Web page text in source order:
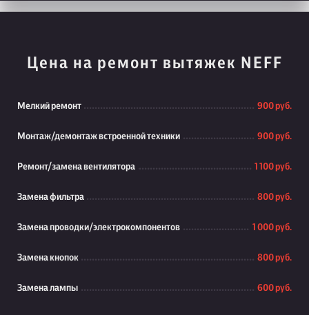
Цена на ремонт вытяжек NEFF
Мелкий ремонт 900 руб.
Монтаж/демонтаж встроенной техники 900 руб.
Ремонт/замена вентилятора 1 100 руб.
Замена фильтра 800 руб.
Замена проводки/электрокомпонентов 1 000 руб.
Замена кнопок 800 руб.
Замена лампы 600 руб.